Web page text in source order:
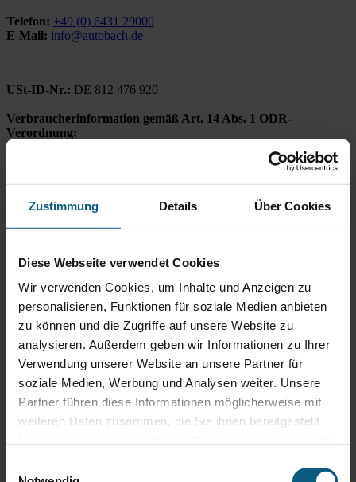
Zustimmung Details Über Cookies
Diese Webseite verwendet Cookies
Wir verwenden Cookies, um Inhalte und Anzeigen zu
personalisieren, Funktionen für soziale Medien anbieten
zu können und die Zugriffe auf unsere Website zu
analysieren. Außerdem geben wir Informationen zu Ihrer
Verwendung unserer Website an unsere Partner für
soziale Medien, Werbung und Analysen weiter. Unsere
Partner führen diese Informationen möglicherweise mit
weiteren Daten zusammen, die Sie ihnen bereitgestellt
Telefon: +49 (0) 6431 29000
E-Mail: info@autobach.de
USt-ID-Nr.: DE 812 476 920
Verbraucherinformation gemäß Art. 14 Abs. 1 ODR-
Verordnung:
Die Europäische Kommission stellt eine Plattform zur Online-
(VSBG):
Streitbeilegungsverfahren vor einer Verbraucherschlichtungsstelle
Verkauf Gebrauchtwagen